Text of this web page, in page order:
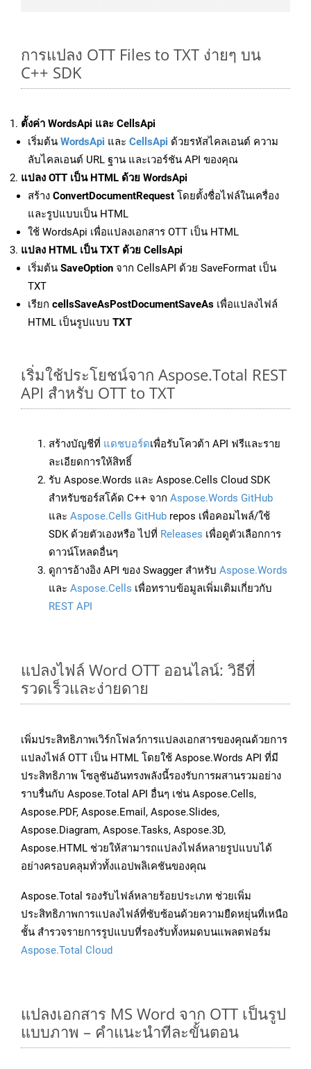
การแปลง OTT Files to TXT ง่ายๆ บน
C++ SDK
ตั้งค่า WordsApi และ CellsApi
เริ่มต้น WordsApi และ CellsApi ด้วยรหัสไคลเอนต์ ความ
ลับไคลเอนต์ URL ฐาน และเวอร์ชัน API ของคุณ
แปลง OTT เป็น HTML ด้วย WordsApi
สร้าง ConvertDocumentRequest โดยตั้งชื่อไฟล์ในเครื่อง
และรูปแบบเป็น HTML
ใช้ WordsApi เพื่อแปลงเอกสาร OTT เป็น HTML
แปลง HTML เป็น TXT ด้วย CellsApi
เริ่มต้น SaveOption จาก CellsAPI ด้วย SaveFormat เป็น
TXT
เรียก cellsSaveAsPostDocumentSaveAs เพื่อแปลงไฟล์
HTML เป็นรูปแบบ TXT
เริ่มใช้ประโยชน์จาก Aspose.Total REST
API สำหรับ OTT to TXT
สร้างบัญชีที่ แดชบอร์ดเพื่อรับโควต้า API ฟรีและราย
ละเอียดการให้สิทธิ์
รับ Aspose.Words และ Aspose.Cells Cloud SDK
สำหรับซอร์สโค้ด C++ จาก Aspose.Words GitHub
และ Aspose.Cells GitHub repos เพื่อคอมไพล์/ใช้
SDK ด้วยตัวเองหรือ ไปที่ Releases เพื่อดูตัวเลือกการ
ดาวน์โหลดอื่นๆ
ดูการอ้างอิง API ของ Swagger สำหรับ Aspose.Words
และ Aspose.Cells เพื่อทราบข้อมูลเพิ่มเติมเกี่ยวกับ
REST API
แปลงไฟล์ Word OTT ออนไลน์: วิธีที่
รวดเร็วและง่ายดาย
เพิ่มประสิทธิภาพเวิร์กโฟลว์การแปลงเอกสารของคุณด้วยการ
แปลงไฟล์ OTT เป็น HTML โดยใช้ Aspose.Words API ที่มี
ประสิทธิภาพ โซลูชันอันทรงพลังนี้รองรับการผสานรวมอย่าง
ราบรื่นกับ Aspose.Total API อื่นๆ เช่น Aspose.Cells,
Aspose.PDF, Aspose.Email, Aspose.Slides,
Aspose.Diagram, Aspose.Tasks, Aspose.3D,
Aspose.HTML ช่วยให้สามารถแปลงไฟล์หลายรูปแบบได้
อย่างครอบคลุมทั่วทั้งแอปพลิเคชันของคุณ
Aspose.Total รองรับไฟล์หลายร้อยประเภท ช่วยเพิ่ม
ประสิทธิภาพการแปลงไฟล์ที่ซับซ้อนด้วยความยืดหยุ่นที่เหนือ
ชั้น สำรวจรายการรูปแบบที่รองรับทั้งหมดบนแพลตฟอร์ม
Aspose.Total Cloud
แปลงเอกสาร MS Word จาก OTT เป็นรูป
แบบภาพ – คำแนะนำทีละขั้นตอน